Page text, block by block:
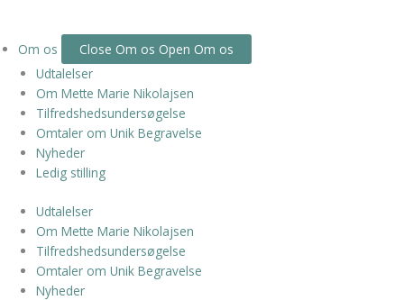
Om os Close Om os Open Om os
Udtalelser
Om Mette Marie Nikolajsen
Tilfredshedsundersøgelse
Omtaler om Unik Begravelse
Nyheder
Ledig stilling
Udtalelser
Om Mette Marie Nikolajsen
Tilfredshedsundersøgelse
Omtaler om Unik Begravelse
Nyheder